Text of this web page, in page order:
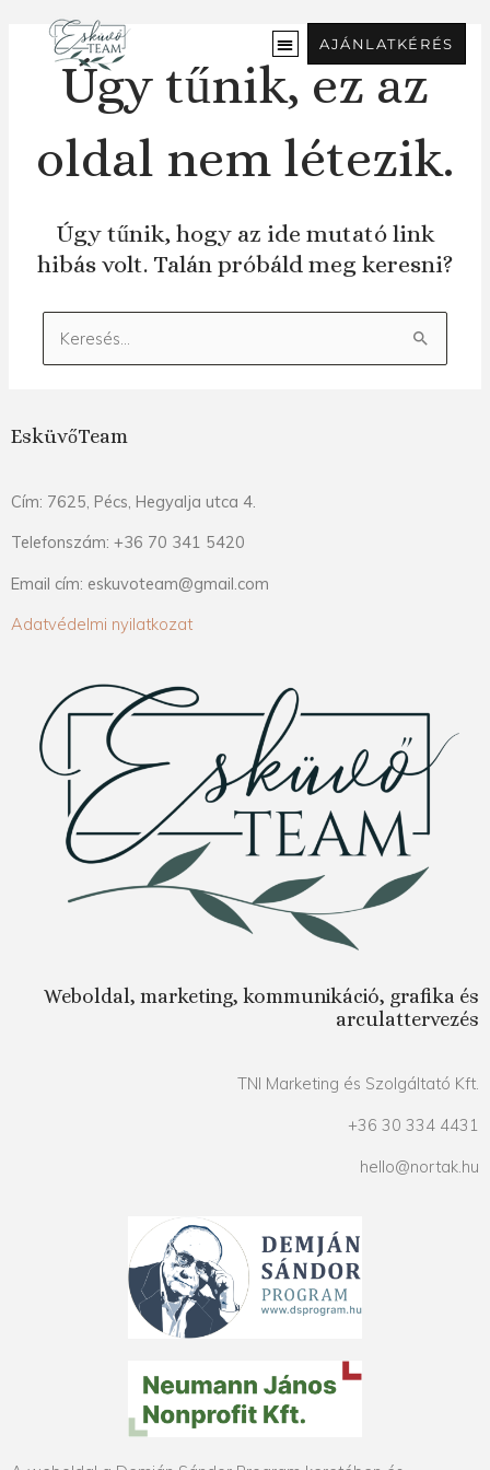
tartalomra
AJÁNLATKÉRÉS
Úgy tűnik, ez az
oldal nem létezik.
Úgy tűnik, hogy az ide mutató link
hibás volt. Talán próbáld meg keresni?
Keresés:
EsküvőTeam
Cím: 7625, Pécs, Hegyalja utca 4.
Telefonszám: +36 70 341 5420
Email cím: eskuvoteam@gmail.com
Adatvédelmi nyilatkozat
Weboldal, marketing, kommunikáció, grafika és
arculattervezés
TNI Marketing és Szolgáltató Kft.
+36 30 334 4431
hello@nortak.hu